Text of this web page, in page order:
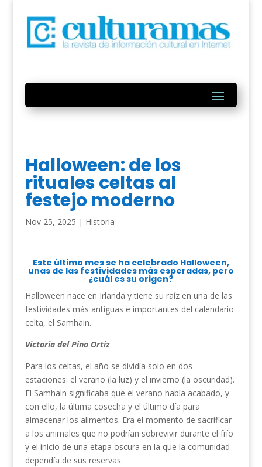
Halloween: de los
rituales celtas al
festejo moderno
Nov 25, 2025 | Historia
Este último mes se ha celebrado Halloween,
unas de las festividades más esperadas, pero
¿cuál es su origen?
Halloween nace en Irlanda y tiene su raíz en una de las
festividades más antiguas e importantes del calendario
celta, el Samhain.
Victoria del Pino Ortiz
Para los celtas, el año se dividía solo en dos
estaciones: el verano (la luz) y el invierno (la oscuridad).
El Samhain significaba que el verano había acabado, y
con ello, la última cosecha y el último día para
almacenar los alimentos. Era el momento de sacrificar
a los animales que no podrían sobrevivir durante el frío
y el inicio de una etapa oscura en la que la comunidad
dependía de sus reservas.